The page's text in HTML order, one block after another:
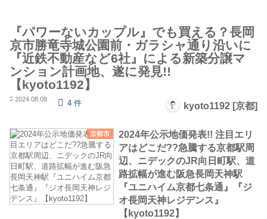
『パワーないカップル』でも買える？長岡
京市勝竜寺城公園前・ガラシャ通り沿いに
『近鉄不動産など6社』による新築分譲マ
ンション計画地、遂に発見!!
【kyoto1192】
2024.08.08 4 件 kyoto1192 [京都]
京都市
2024年公示地価発表!! 注目エリ
アはどこだ??急騰する京都駅周
辺、ニデックのJR向日町駅、道
路拡幅が進む阪急長岡天神駅
『ユニハイム京都七条通』『ジ
オ長岡天神レジデンス』
【kyoto1192】